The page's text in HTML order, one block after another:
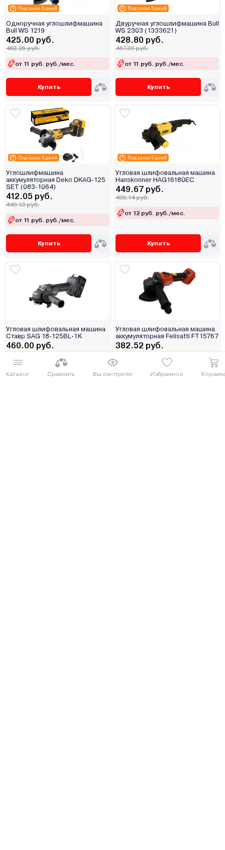
Каталог Сравнить Вы смотрели Избранное
Под заказ 5 дней
Одноручная углошлифмашина
Bull WS 1219
425.00 руб.
463.25 руб.
от 11 руб. руб./мес.
Купить
Под заказ 5 дней
Двуручная углошлифмашина Bull
WS 2303 (1333621)
428.80 руб.
467.39 руб.
от 11 руб. руб./мес.
Купить
Под заказ 5 дней
Углошлифмашина
аккумуляторная Deko DKAG-125
SET (083-1064)
412.05 руб.
449.13 руб.
от 11 руб. руб./мес.
Купить
Под заказ 5 дней
Угловая шлифовальная машина
Hanskonner HAG16180EC
449.67 руб.
490.14 руб.
от 12 руб. руб./мес.
Купить
Угловая шлифовальная машина
Ставр SAG 18-125BL-1K
460.00 руб.
501.4 руб.
от 12 руб. руб./мес.
Угловая шлифовальная машина
аккумуляторная Felisatti FT15767
382.52 руб.
416.95 руб.
от 10 руб. руб./мес.